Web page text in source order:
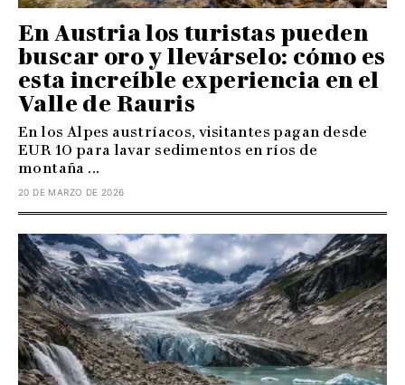
En Austria los turistas pueden
buscar oro y llevárselo: cómo es
esta increíble experiencia en el
Valle de Rauris
En los Alpes austríacos, visitantes pagan desde
EUR 10 para lavar sedimentos en ríos de
montaña ...
20 DE MARZO DE 2026